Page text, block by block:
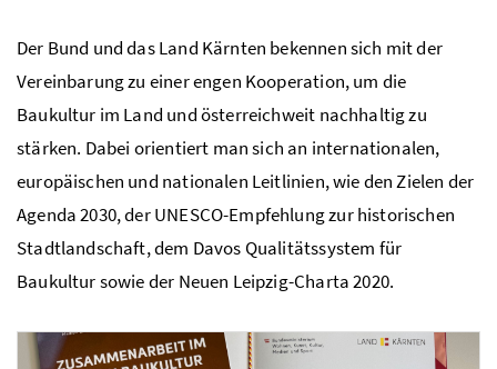
Der Bund und das Land Kärnten bekennen sich mit der
Vereinbarung zu einer engen Kooperation, um die
Baukultur im Land und österreichweit nachhaltig zu
stärken. Dabei orientiert man sich an internationalen,
europäischen und nationalen Leitlinien, wie den Zielen der
Agenda 2030, der UNESCO-Empfehlung zur historischen
Stadtlandschaft, dem Davos Qualitätssystem für
Baukultur sowie der Neuen Leipzig-Charta 2020.